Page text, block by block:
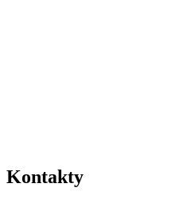
Kontakty